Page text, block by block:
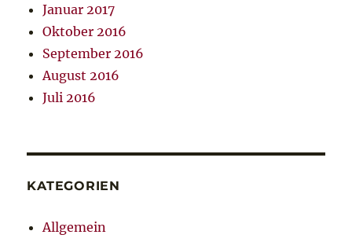
Januar 2017
Oktober 2016
September 2016
August 2016
Juli 2016
KATEGORIEN
Allgemein